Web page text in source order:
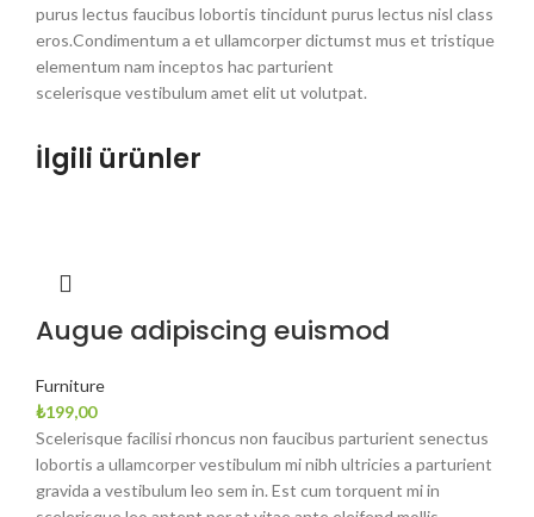
purus lectus faucibus lobortis tincidunt purus lectus nisl class
eros.Condimentum a et ullamcorper dictumst mus et tristique
elementum nam inceptos hac parturient
scelerisque vestibulum amet elit ut volutpat.
İlgili ürünler
Augue adipiscing euismod
Furniture
₺199,00
Scelerisque facilisi rhoncus non faucibus parturient senectus
lobortis a ullamcorper vestibulum mi nibh ultricies a parturient
gravida a vestibulum leo sem in. Est cum torquent mi in